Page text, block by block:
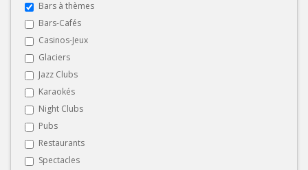
Bars à thèmes
Bars-Cafés
Casinos-Jeux
Glaciers
Jazz Clubs
Karaokés
Night Clubs
Pubs
Restaurants
Spectacles